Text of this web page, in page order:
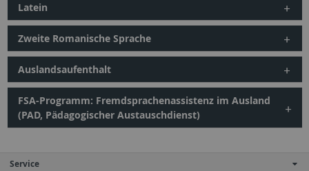
Latein
Zweite Romanische Sprache
Auslandsaufenthalt
FSA-Programm: Fremdsprachenassistenz im Ausland
(PAD, Pädagogischer Austauschdienst)
Service